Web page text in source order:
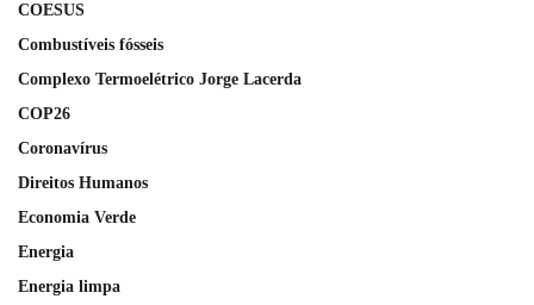
COESUS
Combustíveis fósseis
Complexo Termoelétrico Jorge Lacerda
COP26
Coronavírus
Direitos Humanos
Economia Verde
Energia
Energia limpa